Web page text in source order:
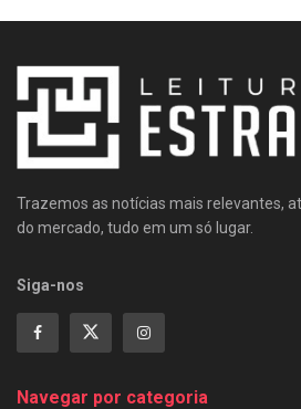
Trazemos as notícias mais relevantes,
do mercado, tudo em um só lugar.
Siga-nos
Navegar por categoria